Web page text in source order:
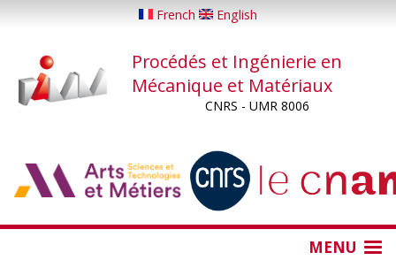
principal
French English
Procédés et Ingénierie en
Mécanique et Matériaux
CNRS - UMR 8006
MENU